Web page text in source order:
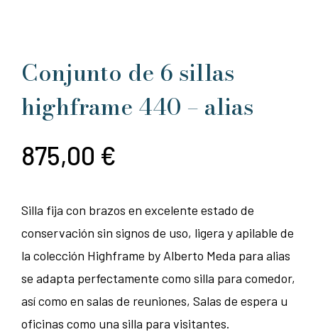
Conjunto de 6 sillas
highframe 440 – alias
875,00 €
Silla fija con brazos en excelente estado de
conservación sin signos de uso, ligera y apilable de
la colección Highframe by Alberto Meda para alias
se adapta perfectamente como silla para comedor,
así como en salas de reuniones, Salas de espera u
oficinas como una silla para visitantes.